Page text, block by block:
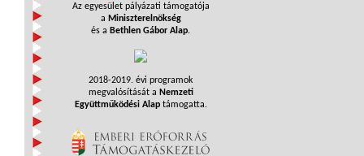
Az egyesület pályázati támogatója
a Miniszterelnökség
és a Bethlen Gábor Alap.
2018-2019. évi programok
megvalósítását a Nemzeti
Együttműködési Alaptámogatta.